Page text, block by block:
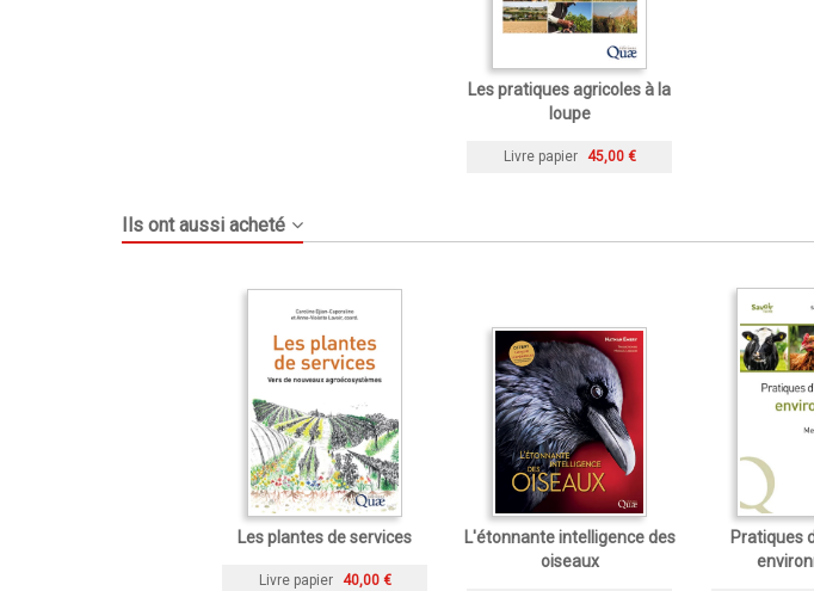
Les pratiques agricoles à la
loupe
Livre papier 45,00 €
Ils ont aussi acheté
Les plantes de services
Livre papier 40,00 €
L'étonnante intelligence des
oiseaux
Pratiques